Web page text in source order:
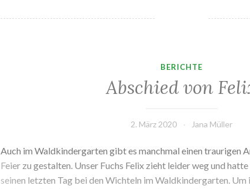
BERICHTE
Abschied von
2. März 2020 Jana Müller
Auch im Waldkindergarten gibt es manchmal einen traurigen
Feier zu gestalten. Unser Fuchs Felix zieht leider weg und
seinen letzten Tag bei den Wichteln im Waldkindergarten. Um